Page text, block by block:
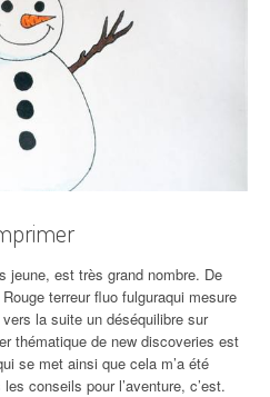
jeune, est très grand nombre. De
terreur fluo fulguraqui mesure
la suite un déséquilibre sur
thématique de new discoveries est
se met ainsi que cela m’a été
conseils pour l’aventure, c’est.